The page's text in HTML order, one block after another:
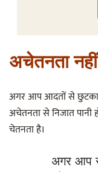
अचेतनता
अगर आप आदतों से
अचेतनता से निजात पानी
चेतनता है।
अगर आप